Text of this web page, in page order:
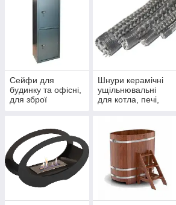
Сейфи для
будинку та офісні,
для зброї
Шнури керамічні
ущільнювальні
для котла, печі,